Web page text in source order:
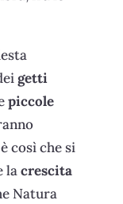
getti
piccole
così che si
lacrescita
Natura